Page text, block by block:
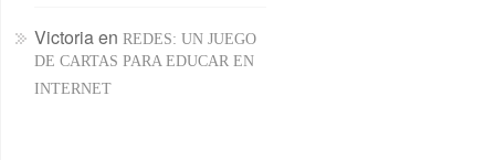
Victoriaen REDES: UN JUEGO
DE CARTAS PARA EDUCAR EN
INTERNET